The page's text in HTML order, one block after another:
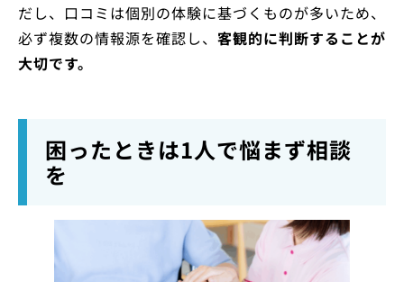
だし、口コミは個別の体験に基づくものが多いため、
必ず複数の情報源を確認し、 客観的に判断することが
大切です。
困ったときは1人で悩まず相談
を